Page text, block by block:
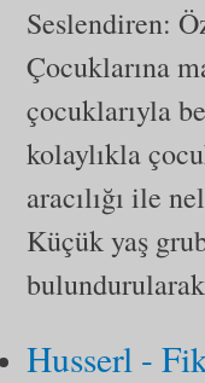
Seslendiren:
Çocuklarına
çocuklarıyla
kolaylıkla
aracılığı ile
Küçük yaş
Husserl -